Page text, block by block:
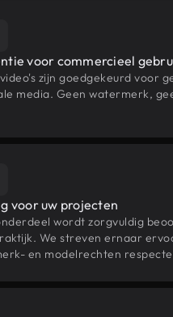
voor commercieel
zijn goedgekeurd voor
media. Geen watermerk,
voor uw projecten
wordt zorgvuldig
We streven ernaar
en modelrechten